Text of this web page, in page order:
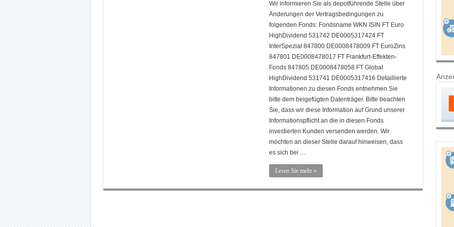
Wir informieren Sie als depotführende Stelle über
Änderungen der Vertragsbedingungen zu
folgenden Fonds: Fondsname WKN ISIN FT Euro
HighDividend 531742 DE0005317424 FT
InterSpezial 847800 DE0008478009 FT EuroZins
847801 DE0008478017 FT Frankfurt-Effekten-
Fonds 847805 DE0008478058 FT Global
HighDividend 531741 DE0005317416 Detaillierte
Informationen zu diesen Fonds entnehmen Sie
bitte dem beigefügten Datenträger. Bitte beachten
Sie, dass wir diese Information auf Grund unserer
Informationspflicht an die in diesen Fonds
investierten Kunden versenden werden. Wir
möchten an dieser Stelle darauf hinweisen, dass
es sich bei …
Lesen Sie mehr »